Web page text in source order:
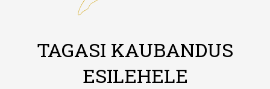
TAGASI KAUBANDUS
ESILEHELE